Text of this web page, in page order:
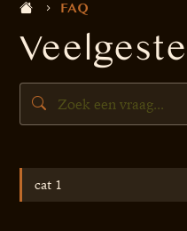
FAQ
cat 1